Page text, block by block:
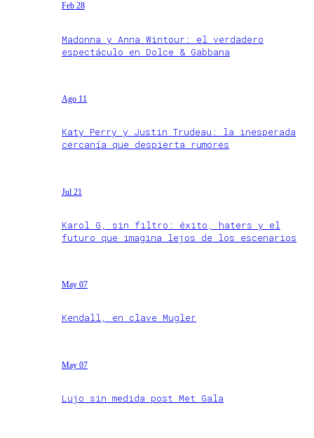
Feb 28
Madonna y Anna Wintour: el verdadero
espectáculo en Dolce & Gabbana
Ago 11
Katy Perry y Justin Trudeau: la inesperada
cercanía que despierta rumores
Jul 21
Karol G, sin filtro: éxito, haters y el
futuro que imagina lejos de los escenarios
May 07
Kendall, en clave Mugler
May 07
Lujo sin medida post Met Gala